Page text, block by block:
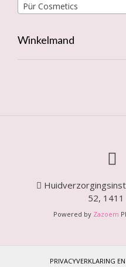
Pür Cosmetics
Winkelmand
52, 1411
Powered by Zazoem
PRIVACYVERKLARING